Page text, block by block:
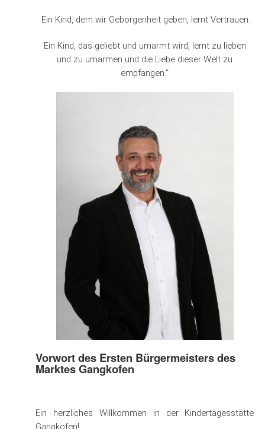
Ein Kind, dem wir Geborgenheit geben, lernt Vertrauen.
Ein Kind, das geliebt und umarmt wird, lernt zu lieben
und zu umarmen und die Liebe dieser Welt zu
empfangen.“
Vorwort des Ersten Bürgermeisters des
Marktes Gangkofen
Ein herzliches Willkommen in der Kindertagesstätte
Gangkofen!